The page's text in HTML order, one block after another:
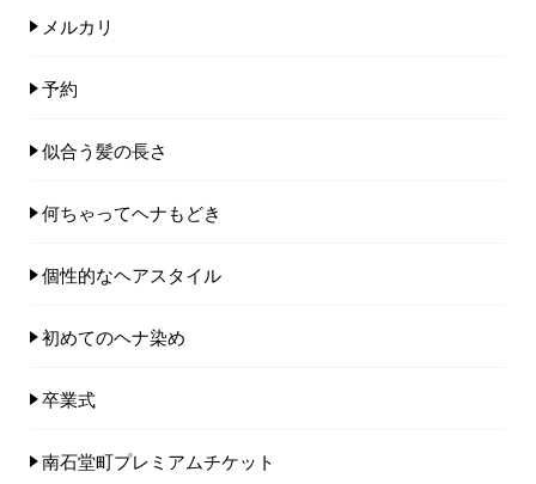
メルカリ
予約
似合う髪の長さ
何ちゃってヘナもどき
個性的なヘアスタイル
初めてのヘナ染め
卒業式
南石堂町プレミアムチケット